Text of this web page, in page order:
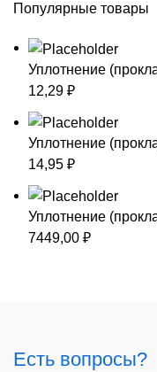
Популярные товары
Уплотнение
12,29 ₽
Уплотнение
14,95 ₽
Уплотнение
7449,00 ₽
Есть вопросы?